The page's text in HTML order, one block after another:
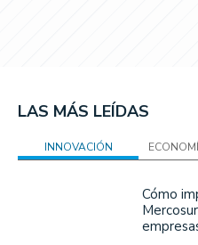
LAS MÁS LEÍDAS
INNOVACIÓN
Cómo